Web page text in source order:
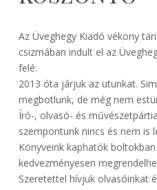
06-
27
Az Üveghegy Kiadó vékony
csizmában indult el az
felé.
2013 óta járjuk az utunkat.
megbotlunk, de még nem
Író-, olvasó- és
szempontunk nincs és nem is
Könyveink kaphatók
kedvezményesen
Szeretettel hívjuk olvasóinkat